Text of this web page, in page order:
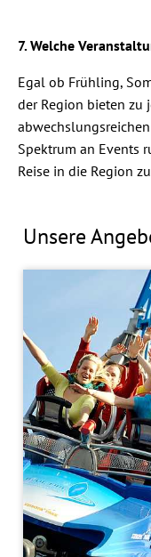
7. Welche
Egal ob Frühling,
der Region bieten zu
abwechslungsreichen
Spektrum an Events
Reise in die Region
Unsere